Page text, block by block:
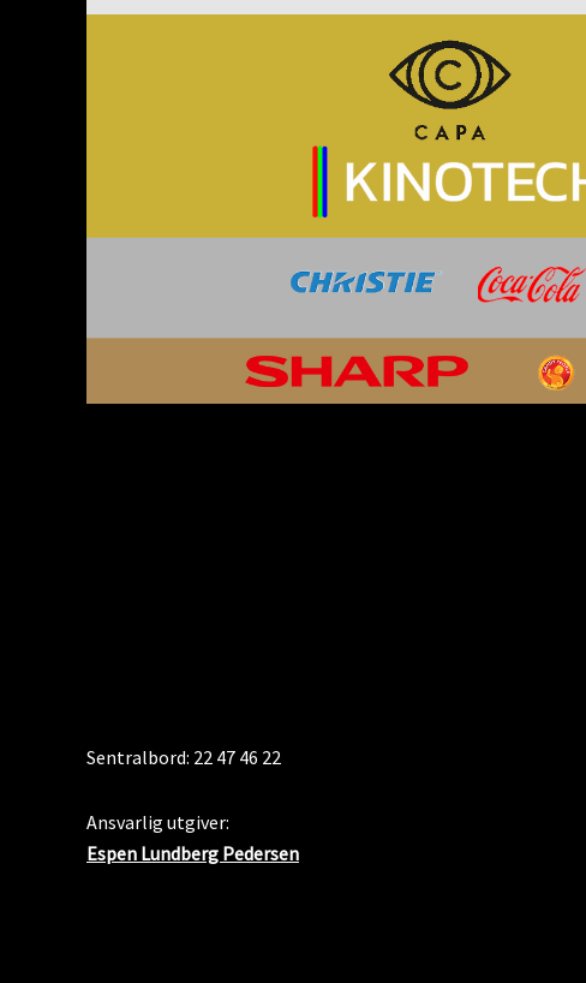
Sentralbord: 22 47 46 22
Ansvarlig utgiver:
Espen Lundberg Pedersen